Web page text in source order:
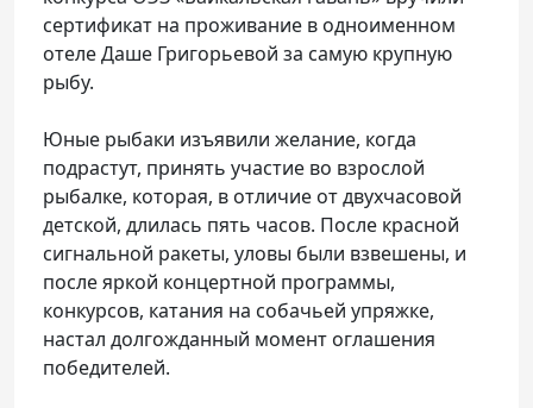
сертификат на проживание в одноименном
отеле Даше Григорьевой за самую крупную
рыбу.
Юные рыбаки изъявили желание, когда
подрастут, принять участие во взрослой
рыбалке, которая, в отличие от двухчасовой
детской, длилась пять часов. После красной
сигнальной ракеты, уловы были взвешены, и
после яркой концертной программы,
конкурсов, катания на собачьей упряжке,
настал долгожданный момент оглашения
победителей.